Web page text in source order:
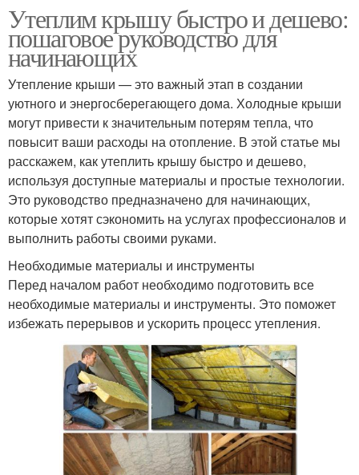
Утеплим крышу быстро и дешево:
пошаговое руководство для
начинающих
Утепление крыши — это важный этап в создании
уютного и энергосберегающего дома. Холодные крыши
могут привести к значительным потерям тепла, что
повысит ваши расходы на отопление. В этой статье мы
расскажем, как утеплить крышу быстро и дешево,
используя доступные материалы и простые технологии.
Это руководство предназначено для начинающих,
которые хотят сэкономить на услугах профессионалов и
выполнить работы своими руками.
Необходимые материалы и инструменты
Перед началом работ необходимо подготовить все
необходимые материалы и инструменты. Это поможет
избежать перерывов и ускорить процесс утепления.